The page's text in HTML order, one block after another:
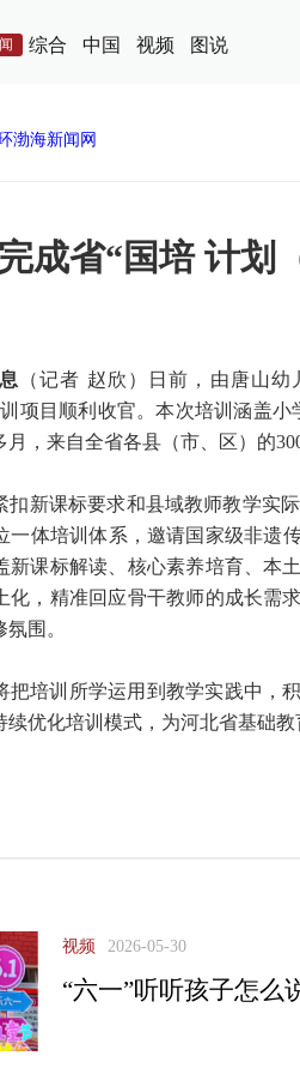
综合 中国 视频 图说
渤海新闻网
成省“国培 计划
（记者 赵欣）日前，由唐山
训项目顺利收官。本次培训涵盖
，来自全省各县（市、区）的
扣新课标要求和县域教师教学实
一体培训体系，邀请国家级非遗
新课标解读、核心素养培育、本
化，精准回应骨干教师的成长需
围。
把培训所学运用到教学实践中，
优化培训模式，为河北省基础教
视频 2026-05-30
“六一”听听孩子怎么